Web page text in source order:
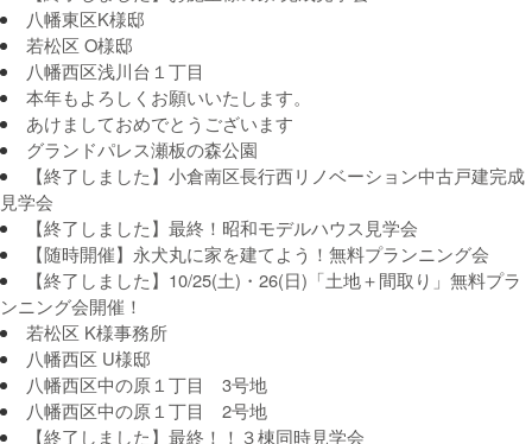
八幡東区K様邸
若松区 O様邸
八幡西区浅川台１丁目
本年もよろしくお願いいたします。
あけましておめでとうございます
グランドパレス瀬板の森公園
【終了しました】小倉南区長行西リノベーション中古戸建完成
見学会
【終了しました】最終！昭和モデルハウス見学会
【随時開催】永犬丸に家を建てよう！無料プランニング会
【終了しました】10/25(土)・26(日)「土地＋間取り」無料プラ
ンニング会開催！
若松区 K様事務所
八幡西区 U様邸
八幡西区中の原１丁目 3号地
八幡西区中の原１丁目 2号地
【終了しました】最終！！３棟同時見学会